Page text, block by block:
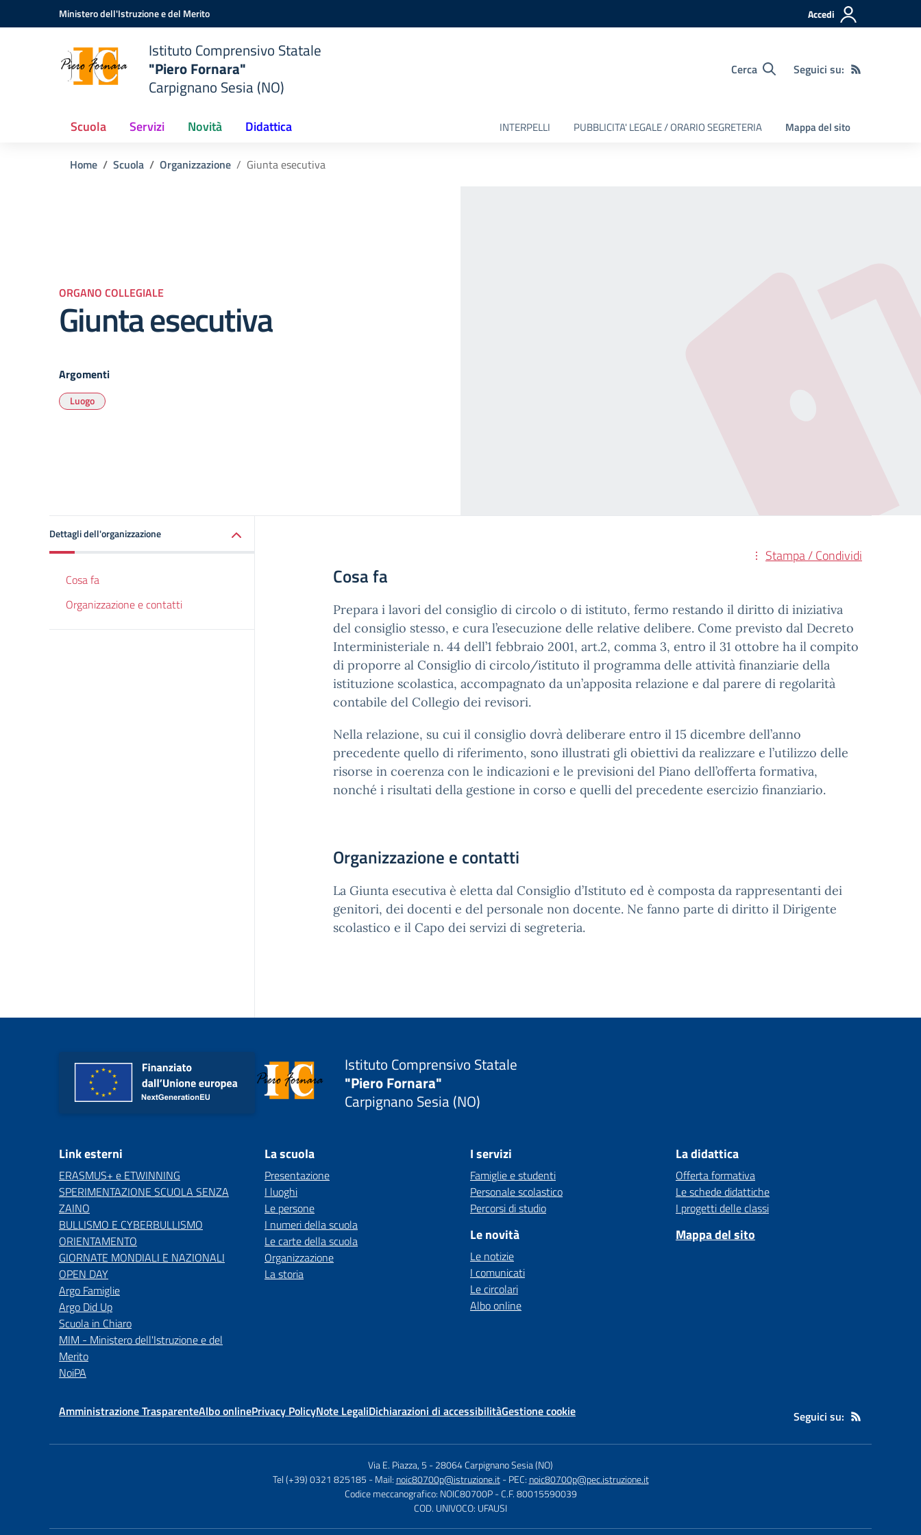
Vai ai contenuti
Vai al menu di navigazioneMinistero dell'Istruzione e del Merito Accedi
Istituto Comprensivo Statale
"Piero Fornara"
Carpignano Sesia (NO)
Cerca Seguici su:
Scuola Servizi Novità Didattica INTERPELLI PUBBLICITA' LEGALE / ORARIO SEGRETERIA Mappa del sito
Home Scuola Organizzazione Giunta esecutiva
ORGANO COLLEGIALE
Giunta esecutiva
Argomenti
Luogo
Dettagli dell'organizzazione
Cosa fa
Organizzazione e contatti
Stampa / Condividi
Cosa fa
Prepara i lavori del consiglio di circolo o di istituto, fermo restando il diritto di iniziativa
del consiglio stesso, e cura l’esecuzione delle relative delibere. Come previsto dal Decreto
Interministeriale n. 44 dell’1 febbraio 2001, art.2, comma 3, entro il 31 ottobre ha il compito
di proporre al Consiglio di circolo/istituto il programma delle attività finanziarie della
istituzione scolastica, accompagnato da un’apposita relazione e dal parere di regolarità
contabile del Collegio dei revisori.
Nella relazione, su cui il consiglio dovrà deliberare entro il 15 dicembre dell’anno
precedente quello di riferimento, sono illustrati gli obiettivi da realizzare e l’utilizzo delle
risorse in coerenza con le indicazioni e le previsioni del Piano dell’offerta formativa,
nonché i risultati della gestione in corso e quelli del precedente esercizio finanziario.
Organizzazione e contatti
La Giunta esecutiva è eletta dal Consiglio d’Istituto ed è composta da rappresentanti dei
genitori, dei docenti e del personale non docente. Ne fanno parte di diritto il Dirigente
scolastico e il Capo dei servizi di segreteria.
Istituto Comprensivo Statale
"Piero Fornara"
Carpignano Sesia (NO)
Link esterni
ERASMUS+ e ETWINNING
SPERIMENTAZIONE SCUOLA SENZA
ZAINO
BULLISMO E CYBERBULLISMO
ORIENTAMENTO
GIORNATE MONDIALI E NAZIONALI
OPEN DAY
Argo Famiglie
Argo Did Up
Scuola in Chiaro
MIM - Ministero dell'Istruzione e del
Merito
NoiPA
La scuola
Presentazione
I luoghi
Le persone
I numeri della scuola
Le carte della scuola
Organizzazione
La storia
I servizi
Famiglie e studenti
Personale scolastico
Percorsi di studio
Le novità
Le notizie
I comunicati
Le circolari
Albo online
La didattica
Offerta formativa
Le schede didattiche
I progetti delle classi
Mappa del sito
Amministrazione TrasparenteAlbo onlinePrivacy PolicyNote LegaliDichiarazioni di accessibilitàGestione cookie Seguici su:
Via E. Piazza, 5 -28064 Carpignano Sesia (NO)
Tel (+39) 0321 825185 - Mail: noic80700p@istruzione.it - PEC: noic80700p@pec.istruzione.it
Codice meccanografico: NOIC80700P - C.F. 80015590039
COD. UNIVOCO: UFAUSI